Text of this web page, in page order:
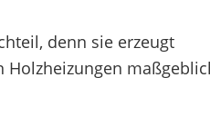
denn sie erzeugt
Holzheizungen